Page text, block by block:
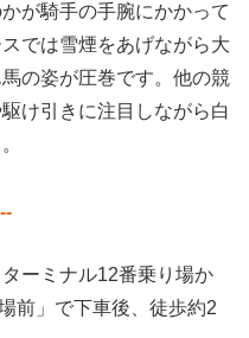
が騎手の手腕にかかって
では雪煙をあげながら大
の姿が圧巻です。他の競
け引きに注目しながら白
ーミナル12番乗り場か
前」で下車後、徒歩約2